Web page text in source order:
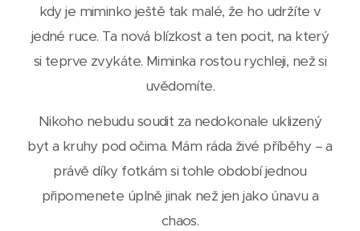
kdy je miminko ještě tak malé, že ho udržíte v
jedné ruce. Ta nová blízkost a ten pocit, na který
si teprve zvykáte. Miminka rostou rychleji, než si
uvědomíte.
Nikoho nebudu soudit za nedokonale uklizený
byt a kruhy pod očima. Mám ráda živé příběhy – a
právě díky fotkám si tohle období jednou
připomenete úplně jinak než jen jako únavu a
chaos.